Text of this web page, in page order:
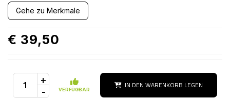
Gehe zu Merkmale
€ 39,50
+
- VERFÜGBAR IN DEN WARENKORB LEGEN